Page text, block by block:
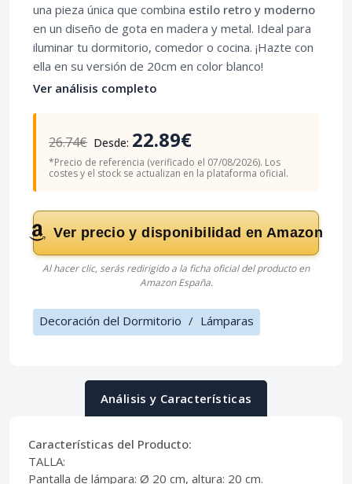
una pieza única que combina estilo retro y moderno
en un diseño de gota en madera y metal. Ideal para
iluminar tu dormitorio, comedor o cocina. ¡Hazte con
ella en su versión de 20cm en color blanco!
Ver análisis completo
26.74€ Desde: 22.89€
*Precio de referencia (verificado el 07/08/2026). Los
costes y el stock se actualizan en la plataforma oficial.
Ver precio y disponibilidad en Amazon
Al hacer clic, serás redirigido a la ficha oficial del producto en
Amazon España.
Decoración del Dormitorio / Lámparas
Análisis y Características
Características del Producto:
TALLA:
Pantalla de lámpara: Ø 20 cm, altura: 20 cm.